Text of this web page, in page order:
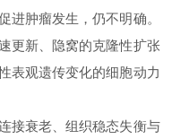
进肿瘤发生，仍不明确。
更新、 隐窝的克隆性扩张
表观遗传变化的细胞动力
接衰老、组织稳态失衡与